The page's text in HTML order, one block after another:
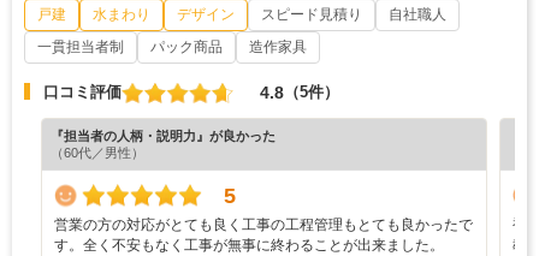
戸建 水まわり デザイン スピード見積り
自社職人
一貫担当者制
パック商品 造作家具
口コミ評価 4.8 （5件）
『担当者の人柄・説明力』が良かった
（60代／男性）
5
営業の方の対応がとても良く工事の工程管理もとても良かったで
す。全く不安もなく工事が無事に終わることが出来ました。
補
教